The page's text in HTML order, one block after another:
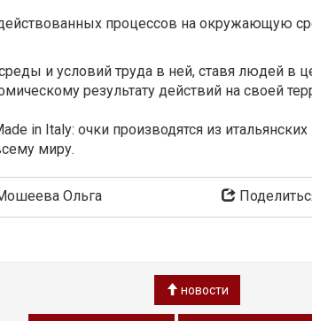
процессов на окружающую
и условий труда в ней, ставя людей в
результату действий на своей
in Italy: очки производятся из
миру.
Ольга
новости